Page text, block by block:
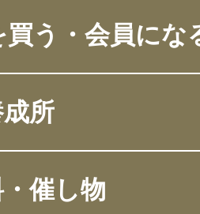
う・会員にな
所
催し物